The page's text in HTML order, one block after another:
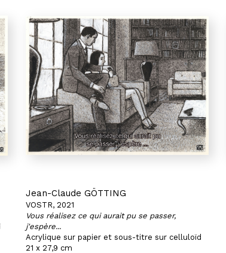
Jean-Claude GÖTTING
VOSTR, 2021
Vous réalisez ce qui aurait pu se passer,
j'espère...
Acrylique sur papier et sous-titre sur celluloïd
21 x 27,9 cm